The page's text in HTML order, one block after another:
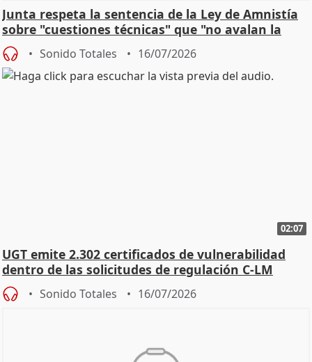
Junta respeta la sentencia de la Ley de Amnistía
sobre "cuestiones técnicas" que "no avalan la
const
Sonido Totales 16/07/2026
02:07
UGT emite 2.302 certificados de vulnerabilidad
dentro de las solicitudes de regulación C-LM
Sonido Totales 16/07/2026